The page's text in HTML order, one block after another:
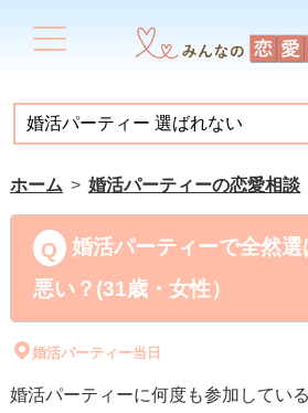
ホーム 婚活パーティーの恋愛相談
婚活パーティーで全然
悪い？(31歳・女性）
婚活パーティー当日
婚活パーティーに何度も参加してい